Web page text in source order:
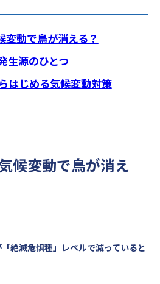
動で鳥が消える？
生源のひとつ
はじめる気候変動対策
候変動で鳥が消え
絶滅危惧種」レベルで減っていると